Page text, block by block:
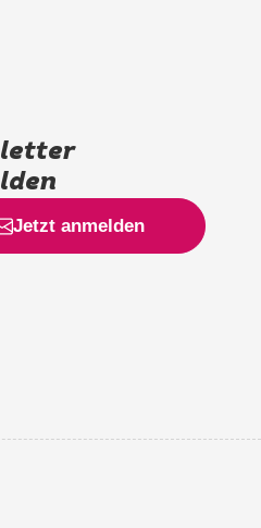
Jetzt anmelden